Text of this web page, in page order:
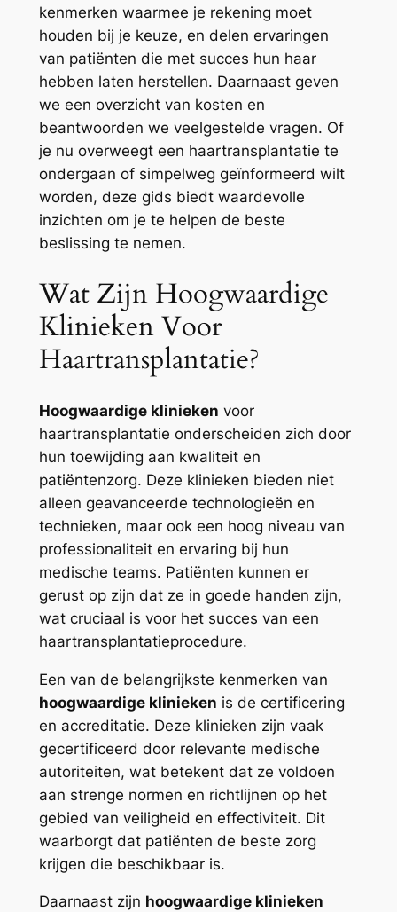
kenmerken waarmee je rekening moet
houden bij je keuze, en delen ervaringen
van patiënten die met succes hun haar
hebben laten herstellen. Daarnaast geven
we een overzicht van kosten en
beantwoorden we veelgestelde vragen. Of
je nu overweegt een haartransplantatie te
ondergaan of simpelweg geïnformeerd wilt
worden, deze gids biedt waardevolle
inzichten om je te helpen de beste
beslissing te nemen.
Wat Zijn Hoogwaardige
Klinieken Voor
Haartransplantatie?
Hoogwaardige klinieken voor
haartransplantatie onderscheiden zich door
hun toewijding aan kwaliteit en
patiëntenzorg. Deze klinieken bieden niet
alleen geavanceerde technologieën en
technieken, maar ook een hoog niveau van
professionaliteit en ervaring bij hun
medische teams. Patiënten kunnen er
gerust op zijn dat ze in goede handen zijn,
wat cruciaal is voor het succes van een
haartransplantatieprocedure.
Een van de belangrijkste kenmerken van
hoogwaardige klinieken is de certificering
en accreditatie. Deze klinieken zijn vaak
gecertificeerd door relevante medische
autoriteiten, wat betekent dat ze voldoen
aan strenge normen en richtlijnen op het
gebied van veiligheid en effectiviteit. Dit
waarborgt dat patiënten de beste zorg
krijgen die beschikbaar is.
Daarnaast zijn hoogwaardige klinieken